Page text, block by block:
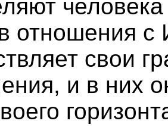
отношения с
свои
и в них